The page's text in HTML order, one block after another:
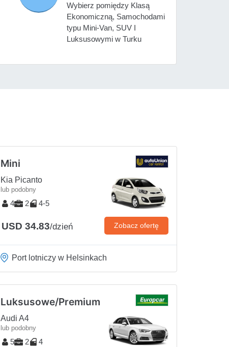
Wybierz pomiędzy Klasą
Ekonomiczną, Samochodami
typu Mini-Van, SUV I
Luksusowymi w Turku
Mini
Kia Picanto
lub podobny
4 2 4-5
USD 34.83/dzień Zobacz ofertę
Port lotniczy w Helsinkach
Luksusowe/Premium
Audi A4
lub podobny
5 2 4